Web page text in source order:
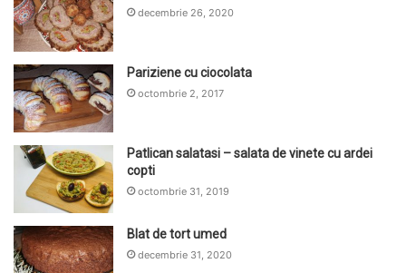
decembrie 26, 2020
Pariziene cu ciocolata
octombrie 2, 2017
Patlican salatasi – salata de vinete cu ardei
copti
octombrie 31, 2019
Blat de tort umed
decembrie 31, 2020